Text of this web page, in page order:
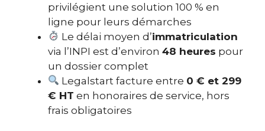
privilégient une solution 100 % en
ligne pour leurs démarches
Le délai moyen d’immatriculation
via l’INPI est d’environ 48 heures pour
un dossier complet
Legalstart facture entre 0 € et 299
€ HT en honoraires de service, hors
frais obligatoires